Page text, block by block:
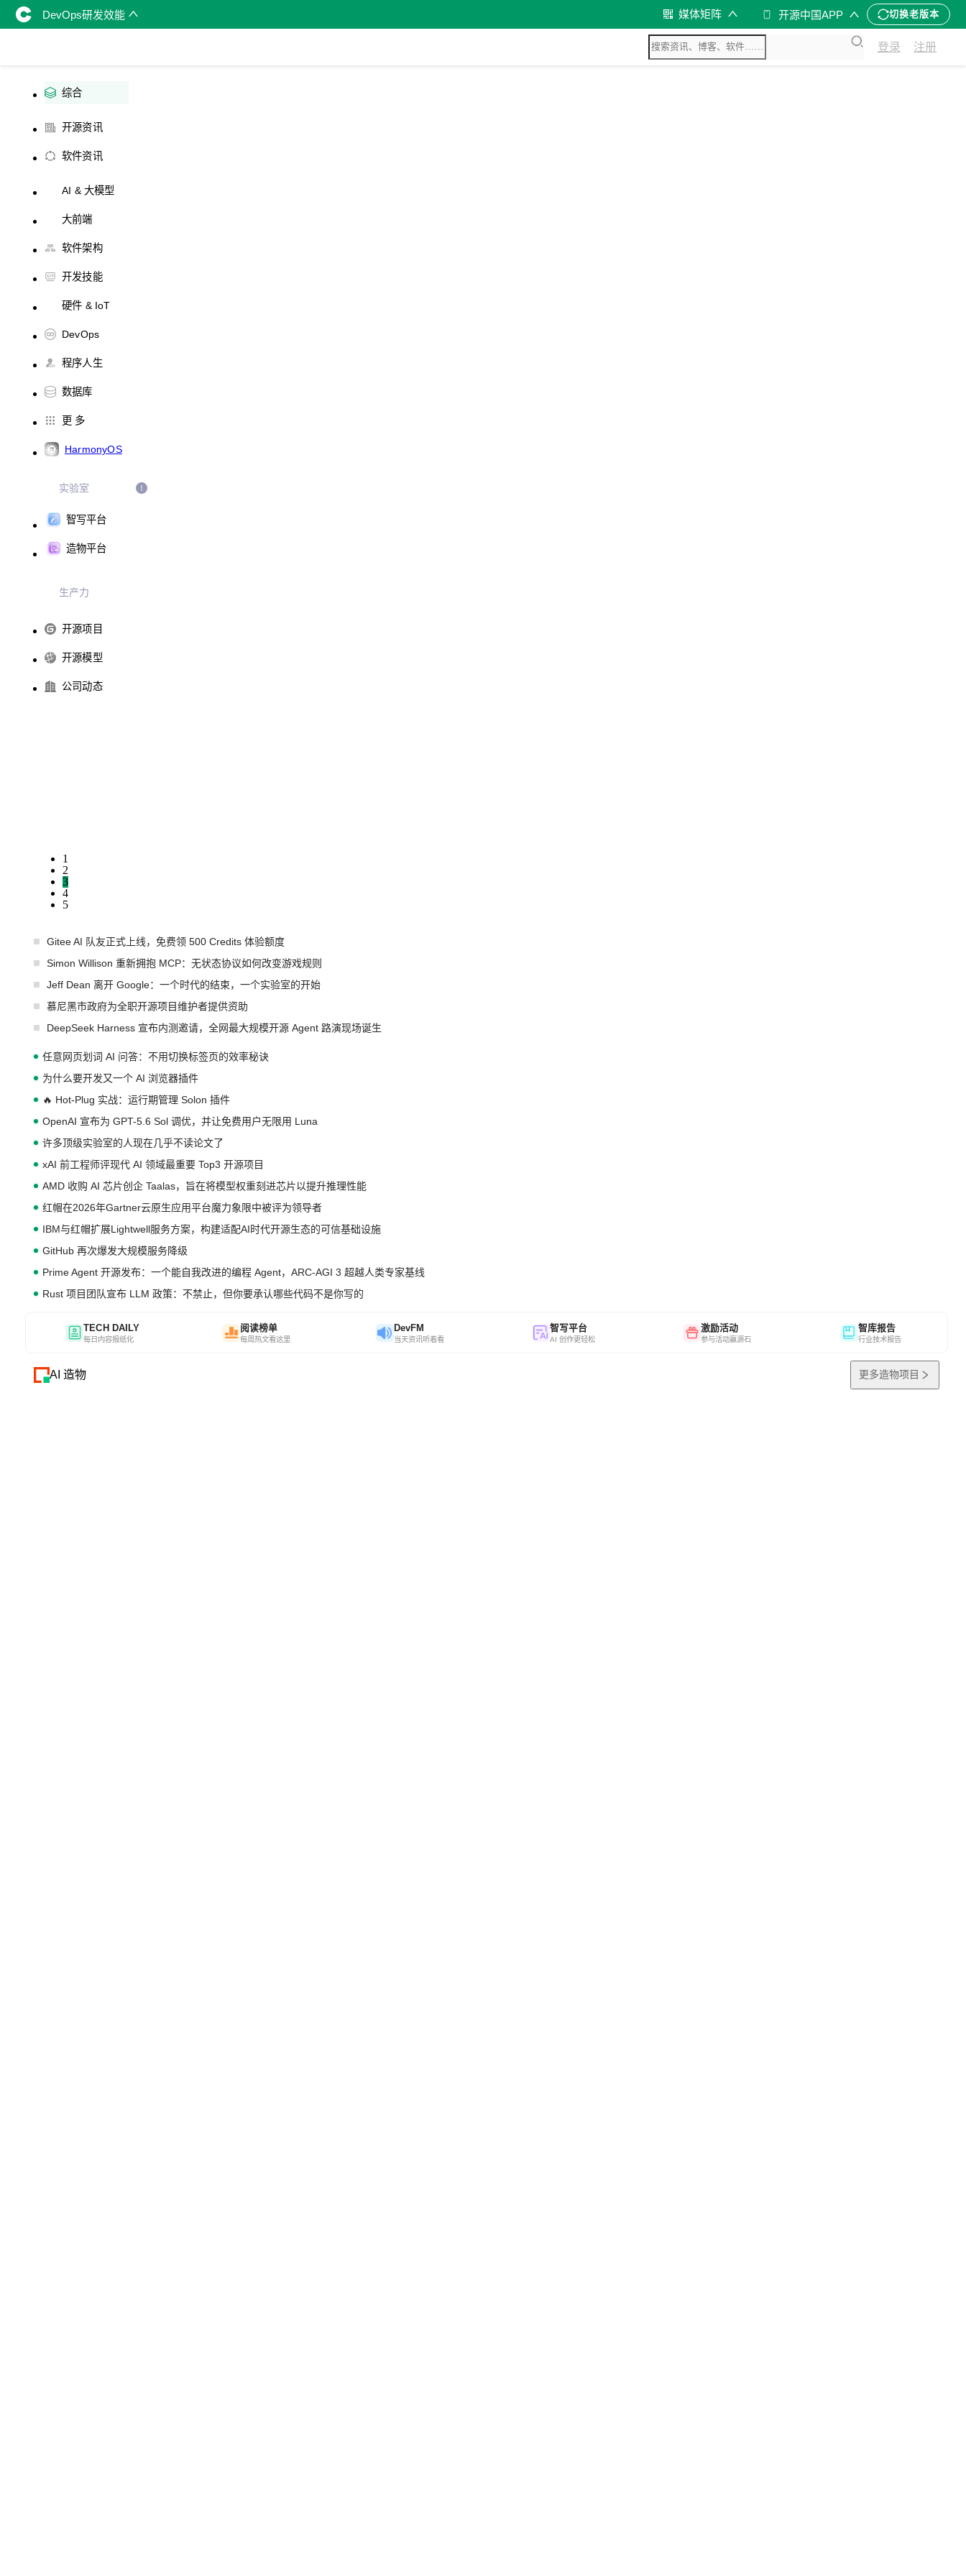
DevOps研发效能 媒体矩阵 开源中国APP 切换老版本
登录 注册
综合
开源资讯
软件资讯
AI & 大模型
大前端
软件架构
开发技能
硬件 & IoT
DevOps
程序人生
数据库
更 多
HarmonyOS
实验室
智写平台
造物平台
生产力
开源项目
开源模型
公司动态
1
2
3
4
5
Gitee AI 队友正式上线，免费领 500 Credits 体验额度
Simon Willison 重新拥抱 MCP：无状态协议如何改变游戏规则
Jeff Dean 离开 Google：一个时代的结束，一个实验室的开始
慕尼黑市政府为全职开源项目维护者提供资助
DeepSeek Harness 宣布内测邀请，全网最大规模开源 Agent 路演现场诞生
任意网页划词 AI 问答：不用切换标签页的效率秘诀
为什么要开发又一个 AI 浏览器插件
🔥 Hot-Plug 实战：运行期管理 Solon 插件
OpenAI 宣布为 GPT-5.6 Sol 调优，并让免费用户无限用 Luna
许多顶级实验室的人现在几乎不读论文了
xAI 前工程师评现代 AI 领域最重要 Top3 开源项目
AMD 收购 AI 芯片创企 Taalas，旨在将模型权重刻进芯片以提升推理性能
红帽在2026年Gartner云原生应用平台魔力象限中被评为领导者
IBM与红帽扩展Lightwell服务方案，构建适配AI时代开源生态的可信基础设施
GitHub 再次爆发大规模服务降级
Prime Agent 开源发布：一个能自我改进的编程 Agent，ARC-AGI 3 超越人类专家基线
Rust 项目团队宣布 LLM 政策：不禁止，但你要承认哪些代码不是你写的
TECH DAILY
每日内容报纸化
阅读榜单
每周热文看这里
DevFM
当天资讯听着看
智写平台
AI 创作更轻松
激励活动
参与活动赢源石
智库报告
行业技术报告
AI 造物 更多造物项目